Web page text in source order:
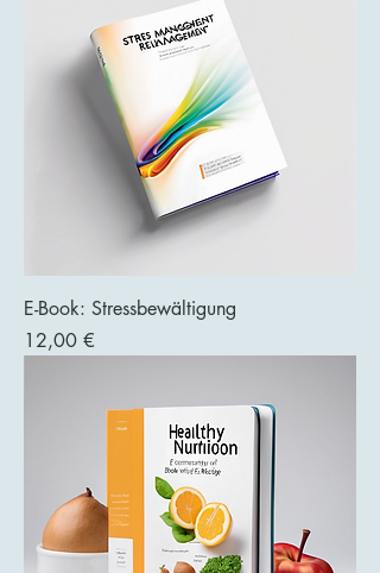
E-Book: Stressbewältigung
Preis
12,00 €